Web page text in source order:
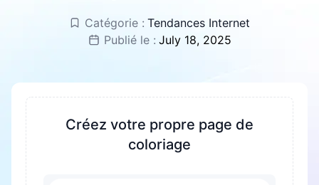
Catégorie : Tendances Internet
Publié le : July 18, 2025
Créez votre propre page de
coloriage